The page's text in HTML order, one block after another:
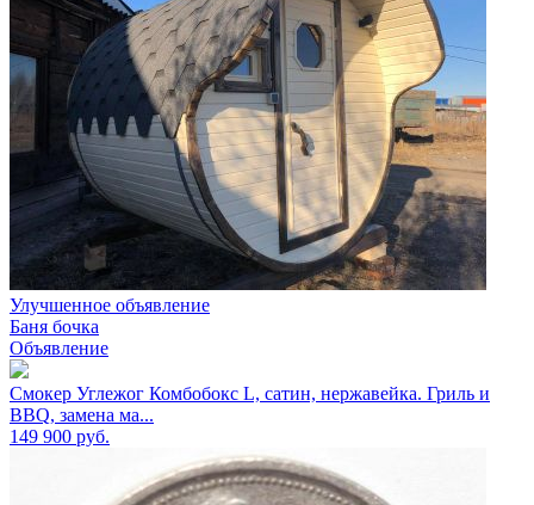
Улучшенное объявление
Баня бочка
Объявление
Смокер Углежог Комбобокс L, сатин, нержавейка. Гриль и
BBQ, замена ма...
149 900 руб.